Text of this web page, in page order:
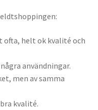
helt ok kvalité och
användningar.
men av samma
kvalité.